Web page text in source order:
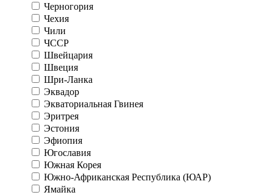
Черногория
Чехия
Чили
ЧССР
Швейцария
Швеция
Шри-Ланка
Эквадор
Экваториальная Гвинея
Эритрея
Эстония
Эфиопия
Югославия
Южная Корея
Южно-Африканская Республика (ЮАР)
Ямайка